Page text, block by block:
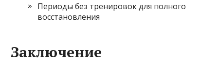
Периоды без тренировок для полного
восстановления
Заключение